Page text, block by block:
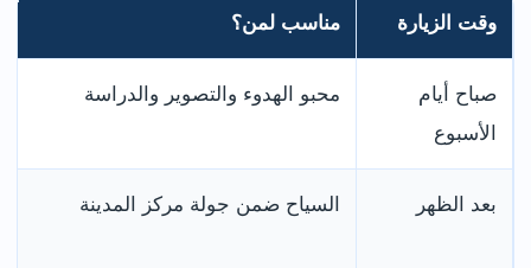
وقت الزيارة مناسب لمن؟
صباح أيام
الأسبوع
محبو الهدوء والتصوير والدراسة
بعد الظهر السياح ضمن جولة مركز المدينة